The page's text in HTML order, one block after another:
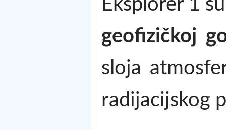
Eksplorer 1
geofizičkoj
sloja
radijacijskog